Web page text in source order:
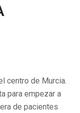
centro de Murcia.
para empezar a
de pacientes